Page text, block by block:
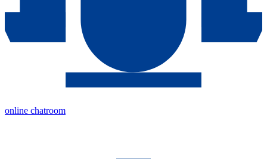
online chatroom